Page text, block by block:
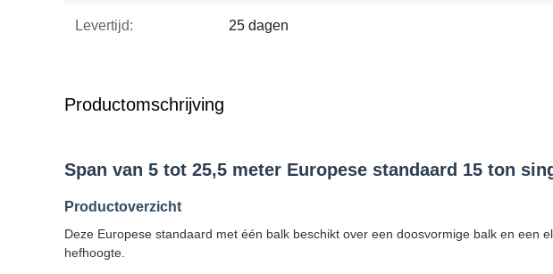
Levertijd: 25 dagen
Productomschrijving
Span van 5 tot 25,5 meter Europese standaard 15 ton
Productoverzicht
Deze Europese standaard met één balk beschikt over een doosvormige balk en
hefhoogte.